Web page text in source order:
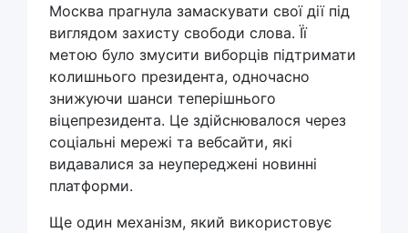
Москва прагнула замаскувати свої дії під
виглядом захисту свободи слова. Її
метою було змусити виборців підтримати
колишнього президента, одночасно
знижуючи шанси теперішнього
віцепрезидента. Це здійснювалося через
соціальні мережі та вебсайти, які
видавалися за неупереджені новинні
платформи.
Ще один механізм, який використовує